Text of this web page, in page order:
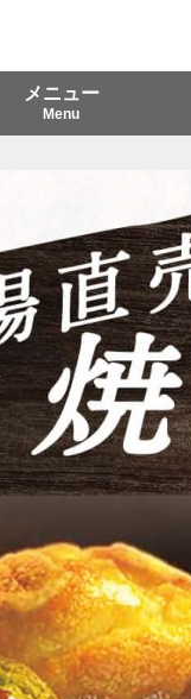
メニュー
Menu